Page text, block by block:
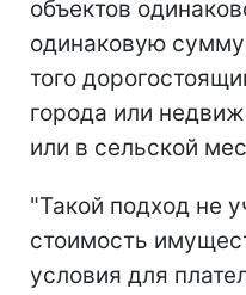
объектов
одинаковую сумму
того
города или
или в сельской
"Такой подход не
стоимость
условия для